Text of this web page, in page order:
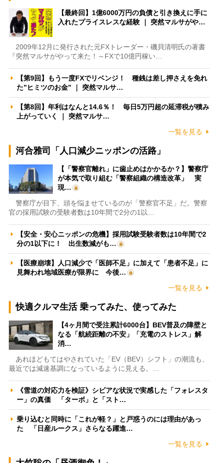
【最終回】1億6000万円の負債と引き換えに手に
入れたプライスレスな経験 ｜ 突然マルサがや…
2009年12月に発行された元FXトレーダー・磯貝清明氏の著書
『突然マルサがやって来た！～FXで10億円稼い…
【第9回】もう一度FXでリベンジ！ 種銭は差し押さえを免れ
た”ヒミツのお金” ｜ 突然マルサ…
【第8回】年利はなんと14.6％！ 毎日5万円超の延滞税が積み
上がっていく ｜ 突然マルサ…
一覧を見る
河合雅司「人口減少ニッポンの活路」
【「警察官離れ」に歯止めはかかるか？】警察庁
が本気で取り組む「警察組織の構造改革」 実
現…
警察庁が目下、頭を悩ませているのが「警察官不足」だ。警察
官の採用試験の受験者数は10年間で2分の1以…
【安全・安心ニッポンの危機】採用試験受験者数は10年間で2
分の1以下に！ 出生数減がも…
【医療崩壊】人口減少で「医師不足」に加えて「患者不足」に
見舞われ地域医療が限界に 今後…
一覧を見る
快適クルマ生活 乗ってみた、使ってみた
【4ヶ月間で受注累計6000台】BEV普及の障壁と
なる「航続距離の不安」「充電のストレス」解
消…
あれほどもてはやされていた「EV（BEV）シフト」の潮流も、
最近では減速基調になっているように見える。…
《雪道の対応力を検証》シビアな状況で実感した「フォレスタ
ー」の真価 「ターボ」と「スト…
乗り込むと同時に「これが軽？」と戸惑うのには理由があっ
た 「日産ルークス」さらなる躍進…
一覧を見る